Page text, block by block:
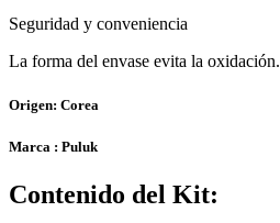
Seguridad y conveniencia
La forma del envase evita la oxidación.
Origen: Corea
Marca : Puluk
Contenido del Kit: